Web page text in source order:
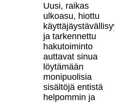
Uusi, raikas
ulkoasu, hiottu
ja tarkennettu
hakutoiminto
auttavat sinua
löytämään
monipuolisia
sisältöjä entistä
helpommin ja